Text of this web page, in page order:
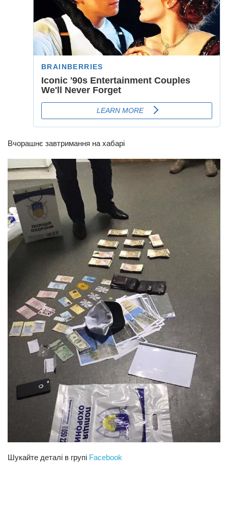
Вчорашнє завтримання на хабарі
Шукайте деталі в групі Facebook